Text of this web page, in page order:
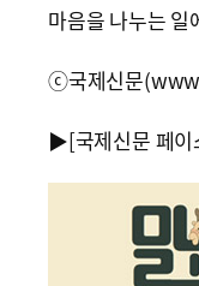
마음을 나누는 일
ⓒ국제신문
▶[국제신문 페